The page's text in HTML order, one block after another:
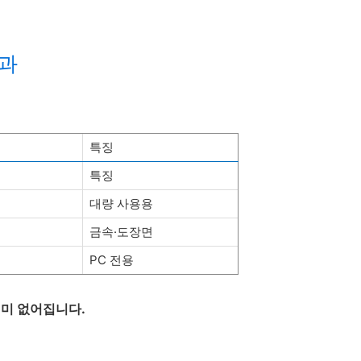
특징
특징
대량 사용용
금속·도장면
PC 전용
없어집니다.